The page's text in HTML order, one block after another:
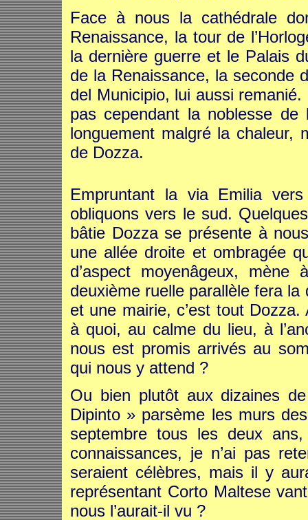
Face à nous la cathédrale
Renaissance, la tour de
la dernière guerre et le Palais
de la Renaissance, la seconde
del Municipio, lui aussi
pas cependant la noblesse de
longuement malgré la chaleur,
de Dozza.
Empruntant la via Emilia
obliquons vers le sud.
bâtie Dozza se présente à
une allée droite et ombragée
d’aspect moyenâgeux,
deuxième ruelle parallèle fera
et une mairie, c’est tout
à quoi, au calme du lieu, à
nous est promis arrivés au
qui nous y attend ?
Ou bien plutôt aux dizaines
Dipinto » parsème les murs
septembre tous les deux
connaissances, je n’ai pas
seraient célèbres, mais il y
représentant Corto Maltese
nous l’aurait-il vu ?